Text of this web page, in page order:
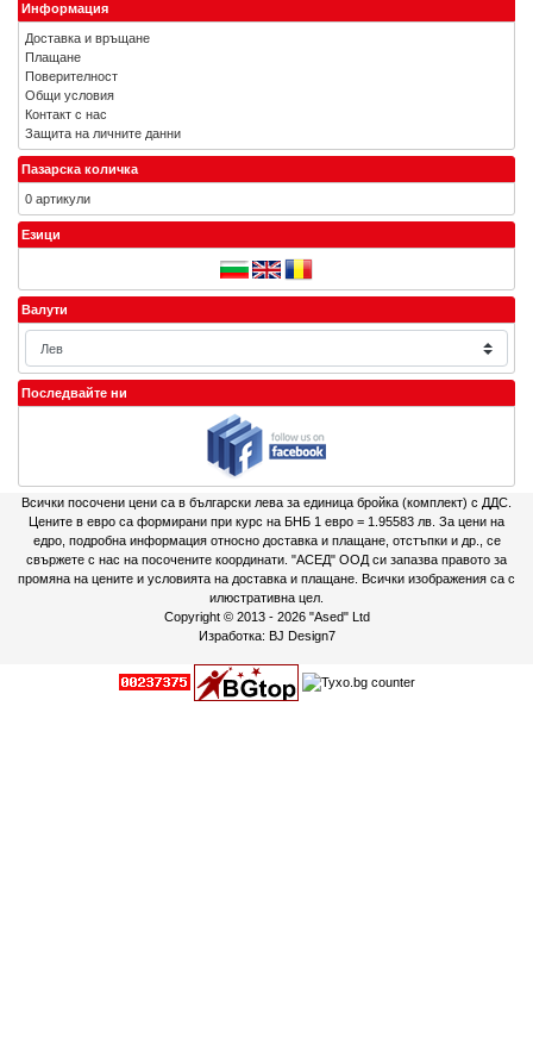
Информация
Доставка и връщане
Плащане
Поверителност
Общи условия
Контакт с нас
Защита на личните данни
Пазарска количка
0 артикули
Езици
Валути
Последвайте ни
Всички посочени цени са в български лева за единица бройка (комплект) с ДДС.
Цените в евро са формирани при курс на БНБ 1 евро = 1.95583 лв. За цени на
едро, подробна информация относно доставка и плащане, отстъпки и др., се
свържете с нас на посочените координати. "АСЕД" ООД си запазва правото за
промяна на цените и условията на доставка и плащане. Всички изображения са с
илюстративна цел.
Copyright © 2013 - 2026 "Ased" Ltd
Изработка: BJ Design7